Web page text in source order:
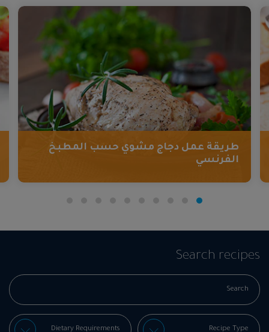
طريقة عمل دجاج مشوي حسب المطبخ
الفرنسي
Search recipes